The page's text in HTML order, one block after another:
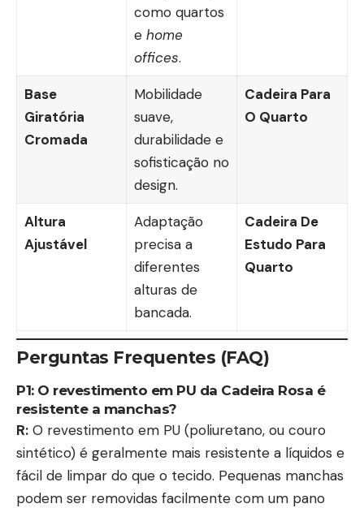
como quartos
e home
offices.
Base
Giratória
Cromada
Mobilidade
suave,
durabilidade e
sofisticação no
design.
Cadeira Para
O Quarto
Altura
Ajustável
Adaptação
precisa a
diferentes
alturas de
bancada.
Cadeira De
Estudo Para
Quarto
Perguntas Frequentes (FAQ)
P1: O revestimento em PU da Cadeira Rosa é
resistente a manchas?
R: O revestimento em PU (poliuretano, ou couro
sintético) é geralmente mais resistente a líquidos e
fácil de limpar do que o tecido. Pequenas manchas
podem ser removidas facilmente com um pano